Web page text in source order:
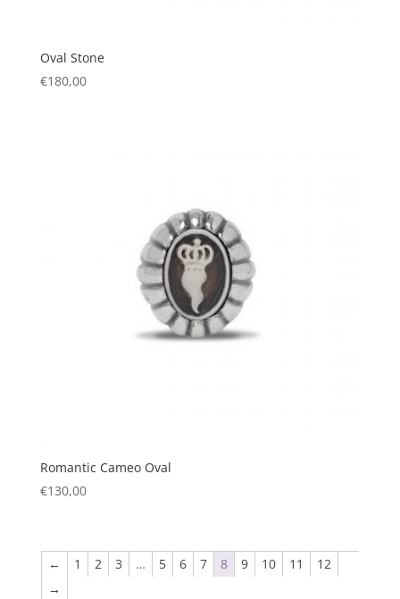
Oval Stone
€180,00
Romantic Cameo Oval
€130,00
← 1 2 3 … 5 6 7 8 9 10 11
12
→